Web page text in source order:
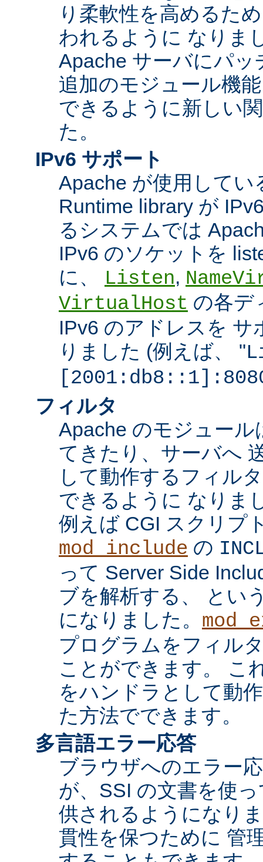
り柔軟性を高めるた
われるように なりま
Apache サーバにパ
追加のモジュール機
できるように新しい
た。
IPv6 サポート
Apache が使用してい
Runtime library が
るシステムでは
IPv6 のソケットを
に、
Listen,
VirtualHost の各デ
IPv6 のアドレスを
りました (例えば、 "
フィルタ
Apache のモジュー
てきたり、サーバへ
して動作するフィル
できるように なりま
例えば CGI スクリプ
mod_include の
って Server Side
ブを解析する、 とい
になりました。
プログラムをフィル
ことができます。 こ
をハンドラとして動
た方法でできます。
多言語エラー応答
ブラウザへのエラー
が、SSI の文書を使
供されるようになり
貫性を保つために 管